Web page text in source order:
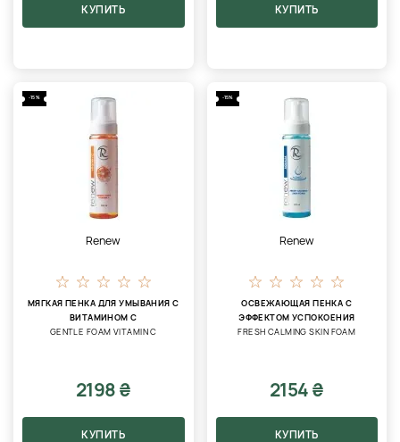
КУПИТЬ КУПИТЬ
-15%
Renew
МЯГКАЯ ПЕНКА ДЛЯ УМЫВАНИЯ С
ВИТАМИНОМ С
GENTLE FOAM VITAMIN C
2198 ₴
КУПИТЬ
-15%
Renew
ОСВЕЖАЮЩАЯ ПЕНКА С
ЭФФЕКТОМ УСПОКОЕНИЯ
FRESH CALMING SKIN FOAM
2154 ₴
КУПИТЬ